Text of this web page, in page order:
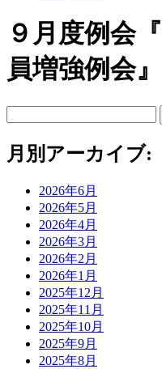
９月度例会
員増強例会』
月別アーカイブ:
2026年6月
2026年5月
2026年4月
2026年3月
2026年2月
2026年1月
2025年12月
2025年11月
2025年10月
2025年9月
2025年8月